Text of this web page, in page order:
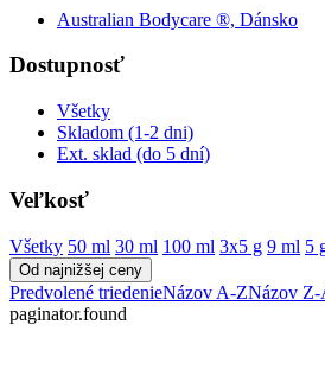
Australian Bodycare ®, Dánsko
Dostupnosť
Všetky
Skladom (1-2 dni)
Ext. sklad (do 5 dní)
Veľkosť
Všetky 50 ml 30 ml 100 ml 3x5 g 9 ml 5
Od najnižšej ceny
Predvolené triedenieNázov A-ZNázov Z-
paginator.found